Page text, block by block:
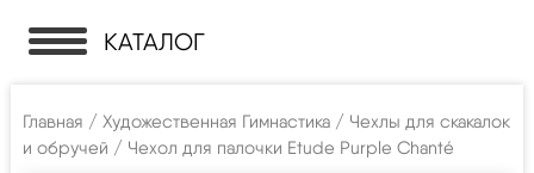
КАТАЛОГ
Главная / Художественная Гимнастика / Чехлы для скакалок
и обручей / Чехол для палочки Etude Purple Chanté